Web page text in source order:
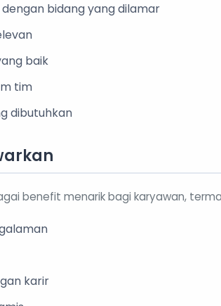
bidang yang dilamar
baik
tim
dibutuhkan
benefit menarik bagi karyawan,
karir